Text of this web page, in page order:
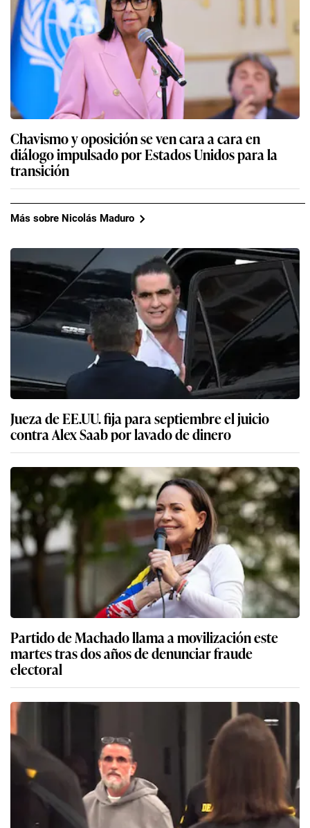
Chavismo y oposición se ven cara a cara en
diálogo impulsado por Estados Unidos para la
transición
Más sobre Nicolás Maduro
Jueza de EE.UU. fija para septiembre el juicio
contra Alex Saab por lavado de dinero
Partido de Machado llama a movilización este
martes tras dos años de denunciar fraude
electoral